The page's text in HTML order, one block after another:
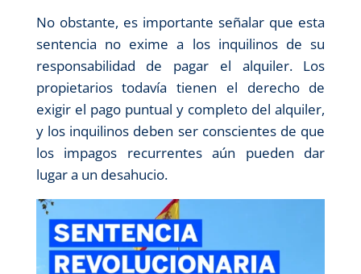
No obstante, es importante señalar que esta
sentencia no exime a los inquilinos de su
responsabilidad de pagar el alquiler. Los
propietarios todavía tienen el derecho de
exigir el pago puntual y completo del alquiler,
y los inquilinos deben ser conscientes de que
los impagos recurrentes aún pueden dar
lugar a un desahucio.